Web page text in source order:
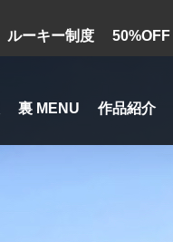
ルーキー制度 50%OFF
裏 MENU 作品紹介